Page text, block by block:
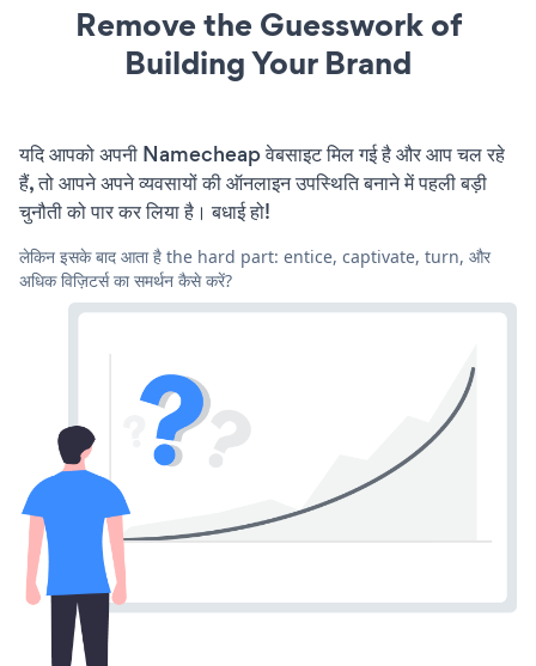
Remove the Guesswork of
Building Your Brand
यदि आपको अपनी Namecheap वेबसाइट मिल गई है और आप चल रहे
हैं, तो आपने अपने व्यवसायों की ऑनलाइन उपस्थिति बनाने में पहली बड़ी
चुनौती को पार कर लिया है। बधाई हो!
लेकिन इसके बाद आता है the hard part: entice, captivate, turn, और
अधिक विज़िटर्स का समर्थन कैसे करें?